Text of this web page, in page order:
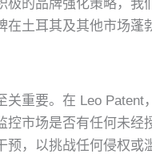
的品牌强化策略，我
土耳其及其他市场蓬
重要。在 Leo Patent
市场是否有任何未
，以挑战任何侵权